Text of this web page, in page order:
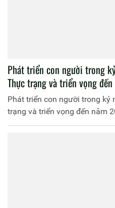
Phát triển con người trong
Thực trạng và triển vọng
Phát triển con người trong kỷ
trạng và triển vọng đến năm